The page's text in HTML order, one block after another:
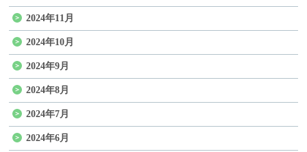
2024年11月
2024年10月
2024年9月
2024年8月
2024年7月
2024年6月